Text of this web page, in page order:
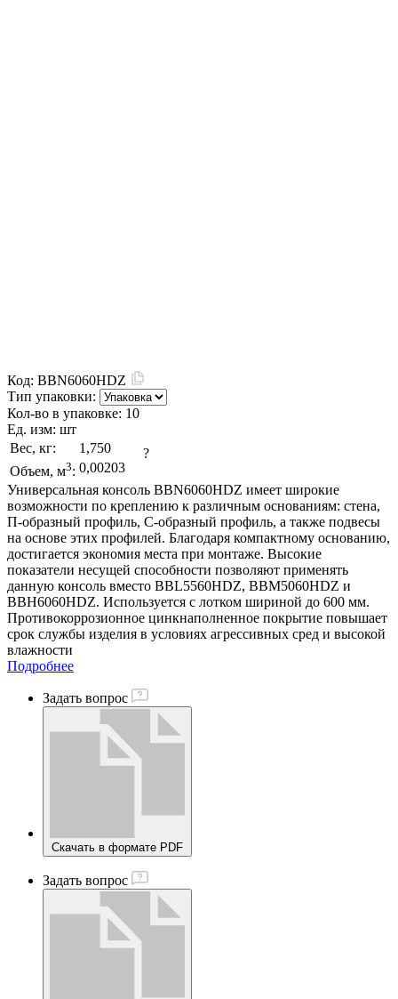
Код: BBN6060HDZ
Тип упаковки:
Кол-во в упаковке: 10
Ед. изм: шт
Вес, кг:
1,750
Объем, м3: 0,00203
?
Универсальная консоль BBN6060HDZ имеет широкие
возможности по креплению к различным основаниям: стена,
П-образный профиль, С-образный профиль, а также подвесы
на основе этих профилей. Благодаря компактному основанию,
достигается экономия места при монтаже. Высокие
показатели несущей способности позволяют применять
данную консоль вместо BBL5560HDZ, BBM5060HDZ и
BBH6060HDZ. Используется с лотком шириной до 600 мм.
Противокоррозионное цинкнаполненное покрытие повышает
срок службы изделия в условиях агрессивных сред и высокой
влажности
Подробнее
Задать вопрос
Скачать в формате PDF
Задать вопрос